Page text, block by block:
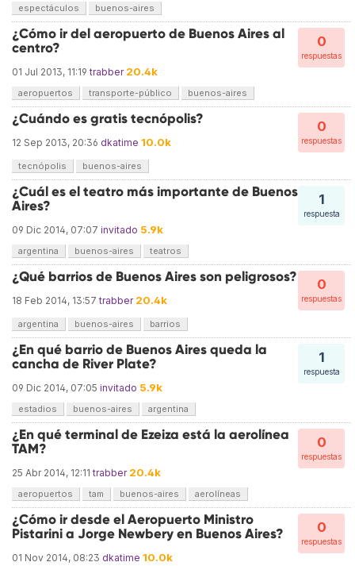
espectáculos buenos-aires
0
respuestas
¿Cómo ir del aeropuerto de Buenos Aires al
centro?
01 Jul 2013, 11:19 trabber 20.4k
aeropuertos transporte-público buenos-aires
0
respuestas
¿Cuándo es gratis tecnópolis?
12 Sep 2013, 20:36 dkatime 10.0k
tecnópolis buenos-aires
1
respuesta
¿Cuál es el teatro más importante de Buenos
Aires?
09 Dic 2014, 07:07 invitado 5.9k
argentina buenos-aires teatros
0
respuestas
¿Qué barrios de Buenos Aires son peligrosos?
18 Feb 2014, 13:57 trabber 20.4k
argentina buenos-aires barrios
1
respuesta
¿En qué barrio de Buenos Aires queda la
cancha de River Plate?
09 Dic 2014, 07:05 invitado 5.9k
estadios buenos-aires argentina
0
respuestas
¿En qué terminal de Ezeiza está la aerolínea
TAM?
25 Abr 2014, 12:11 trabber 20.4k
aeropuertos tam buenos-aires aerolíneas
0
respuestas
¿Cómo ir desde el Aeropuerto Ministro
Pistarini a Jorge Newbery en Buenos Aires?
01 Nov 2014, 08:23 dkatime 10.0k